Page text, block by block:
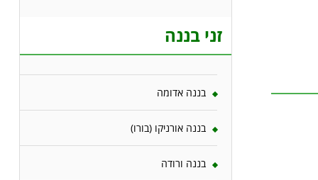
זני בננה
בננה אדומה
בננה אורניקו (בורו)
בננה ורודה